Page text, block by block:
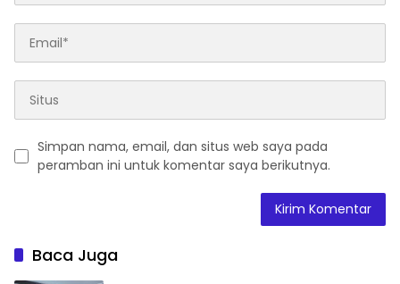
Simpan nama, email, dan situs web saya pada
peramban ini untuk komentar saya berikutnya.
Baca Juga